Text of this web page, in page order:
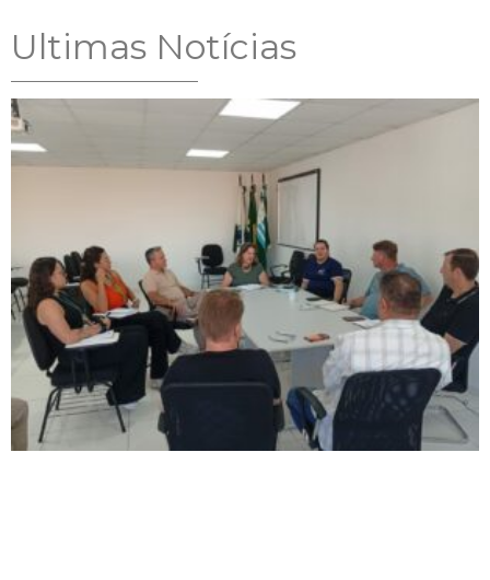
Ultimas Notícias